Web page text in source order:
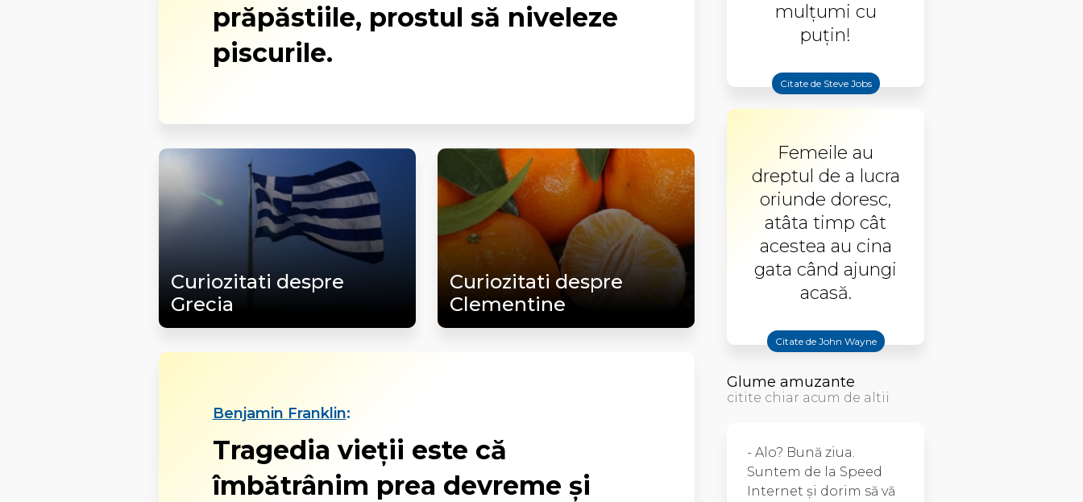
prăpăstiile, prostul să niveleze
piscurile.
Curiozitati despre
Grecia
Curiozitati despre
Clementine
Benjamin Franklin:
Tragedia vieții este că
îmbătrânim prea devreme și
mulţumi cu
puţin!
Citate de Steve Jobs
Femeile au
dreptul de a lucra
oriunde doresc,
atâta timp cât
acestea au cina
gata când ajungi
acasă.
Citate de John Wayne
Glume amuzante
citite chiar acum de altii
- Alo? Bună ziua.
Suntem de la Speed
Internet și dorim să vă